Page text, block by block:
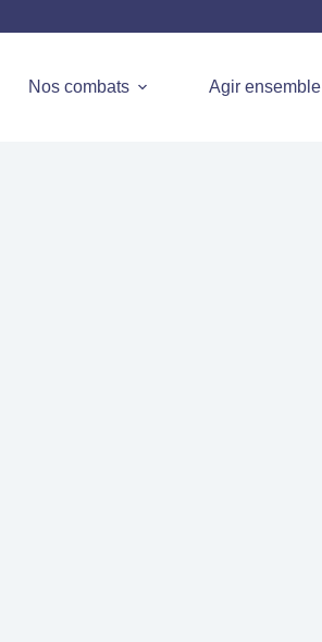
Nos combats Agir ensemble